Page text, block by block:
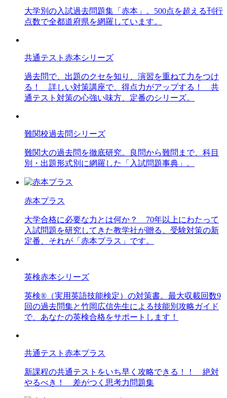
大学別の入試過去問題集「赤本」。500点を超える刊行
点数で全都道府県を網羅しています。
共通テスト赤本シリーズ
過去問で、出題のクセを知り、演習を重ねて力をつけ
る！ 詳しい対策講座で、得点力がアップする！ 共
通テスト対策の心強い味方、定番のシリーズ。
難関校過去問シリーズ
難関大の過去問を徹底研究。良問から難問まで、科目
別・出題形式別に網羅した「入試問題事典」。
赤本プラス
大学合格に必要な力とは何か？ 70年以上にわたって
入試問題を研究してきた教学社が贈る、受験対策の新
定番、それが「赤本プラス」です。
英検赤本シリーズ
英検®（実用英語技能検定）の対策書。最大収載回数9
回の過去問集と竹岡広信先生による技能別攻略ガイド
で、あなたの英検合格をサポートします！
共通テスト赤本プラス
新課程の共通テストをいち早く攻略できる！！ 絶対
やるべき！ 差がつく思考力問題集